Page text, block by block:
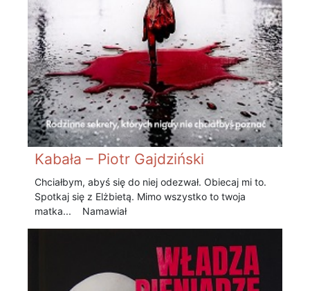
Kabała – Piotr Gajdziński
Chciałbym, abyś się do niej odezwał. Obiecaj mi to.
Spotkaj się z Elżbietą. Mimo wszystko to twoja
matka... Namawiał